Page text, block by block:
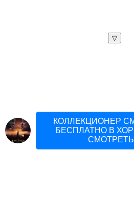
▽
КОЛЛЕКЦИОНЕР
БЕСПЛАТНО В